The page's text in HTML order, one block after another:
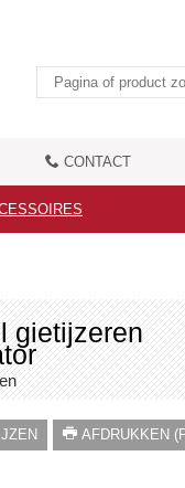
CONTACT
toebehoren
gietijzeren
AFDRUKKEN